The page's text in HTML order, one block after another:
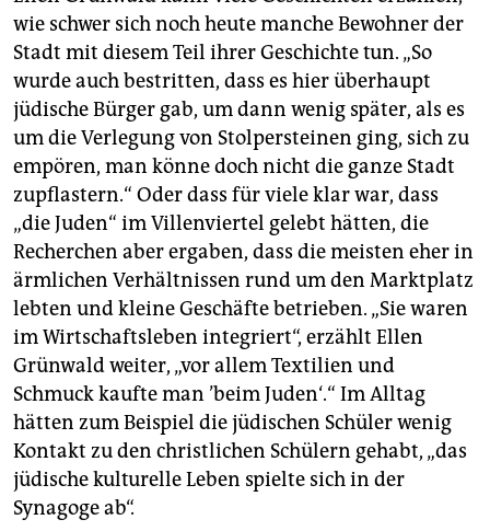
wie schwer sich noch heute manche Bewohner der
Stadt mit diesem Teil ihrer Geschichte tun. „So
wurde auch bestritten, dass es hier überhaupt
jüdische Bürger gab, um dann wenig später, als es
um die Verlegung von Stolpersteinen ging, sich zu
empören, man könne doch nicht die ganze Stadt
zupflastern.“ Oder dass für viele klar war, dass
„die Juden“ im Villenviertel gelebt hätten, die
Recherchen aber ergaben, dass die meisten eher in
ärmlichen Verhältnissen rund um den Marktplatz
lebten und kleine Geschäfte betrieben. „Sie waren
im Wirtschaftsleben integriert“, erzählt Ellen
Grünwald weiter, „vor allem Textilien und
Schmuck kaufte man ’beim Juden‘.“ Im Alltag
hätten zum Beispiel die jüdischen Schüler wenig
Kontakt zu den christlichen Schülern gehabt, „das
jüdische kulturelle Leben spielte sich in der
Synagoge ab“.